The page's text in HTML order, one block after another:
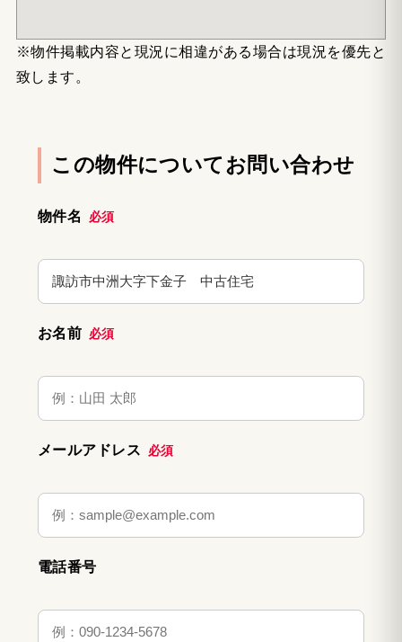
※物件掲載内容と現況に相違がある場合は現況を優先と
致します。
この物件についてお問い合わせ
物件名 必須
お名前 必須
メールアドレス 必須
電話番号